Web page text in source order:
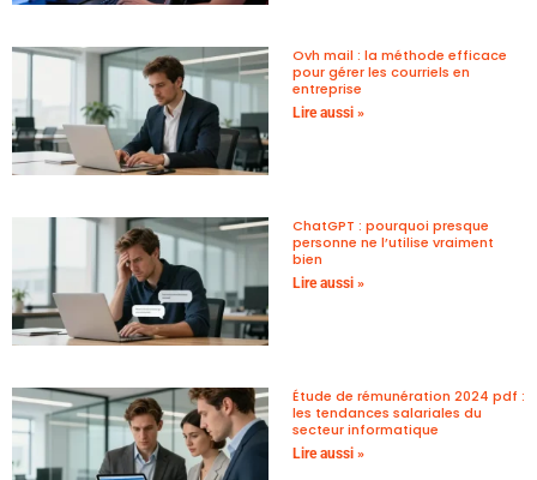
Ovh mail : la méthode efficace
pour gérer les courriels en
entreprise
Lire aussi »
ChatGPT : pourquoi presque
personne ne l’utilise vraiment
bien
Lire aussi »
Étude de rémunération 2024 pdf :
les tendances salariales du
secteur informatique
Lire aussi »